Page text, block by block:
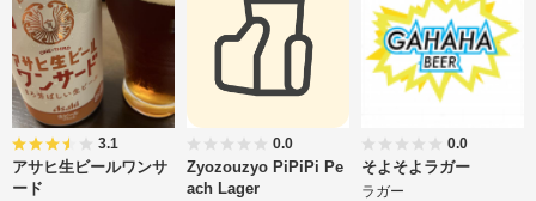
3.1
アサヒ生ビールワンサ
ード
0.0
Zyozouzyo PiPiPi Pe
ach Lager
0.0
そよそよラガー
ラガー